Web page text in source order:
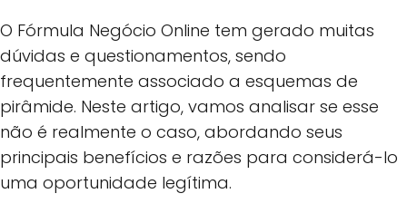
O Fórmula Negócio Online tem gerado muitas
dúvidas e questionamentos, sendo
frequentemente associado a esquemas de
pirâmide. Neste artigo, vamos analisar se esse
não é realmente o caso, abordando seus
principais benefícios e razões para considerá-lo
uma oportunidade legítima.